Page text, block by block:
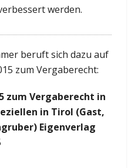
werden.
beruft sich dazu auf
zum Vergaberecht:
zum Vergaberecht in
in Tirol (Gast,
Eigenverlag